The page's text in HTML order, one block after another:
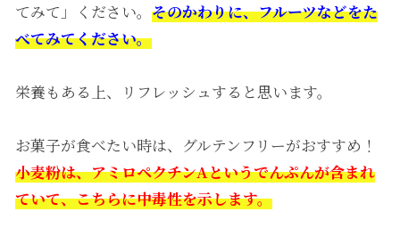
てみて」ください。 そのかわりに、フルーツなどをた
べてみてください。
栄養もある上、リフレッシュすると思います。
お菓子が食べたい時は、グルテンフリーがおすすめ！
小麦粉は、アミロペクチンAというでんぷんが含まれ
ていて、こちらに中毒性を示します。